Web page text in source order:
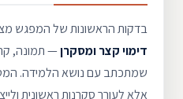
בדקות הראשונות של המפגש
דימוי קצר ומסקרן— תמונה,
שמתכתב עם נושא הלמידה.
אלא לעורר סקרנות ראשונית ולייצר